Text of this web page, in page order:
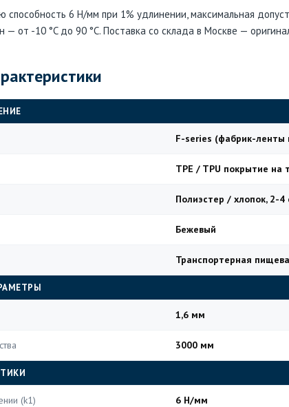
способность 6 Н/мм при 1% удлинении, максимальная
— от -10 °C до 90 °C. Поставка со склада в Москве —
F-series (фабрик-ленты
TPE / TPU покрытие на
Полиэстер / хлопок, 2-4
Бежевый
Транспортерная
1,6 мм
3000 мм
(k1) 6 Н/мм